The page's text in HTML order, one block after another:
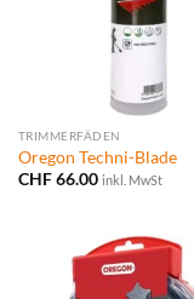
TRIMMERFÄDEN
Oregon Techni-Blade
CHF66.00 inkl. MwSt